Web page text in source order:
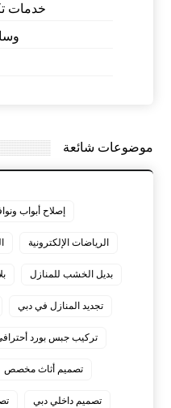
خدمات
موضوعات شائعة
إصلاح أبواب
الرياضات الإلكترونية
بديل الخشب للمنازل
تجديد المنازل في دبي
تركيب جبس بورد
تصميم أثاث مخصص
تصميم داخلي دبي